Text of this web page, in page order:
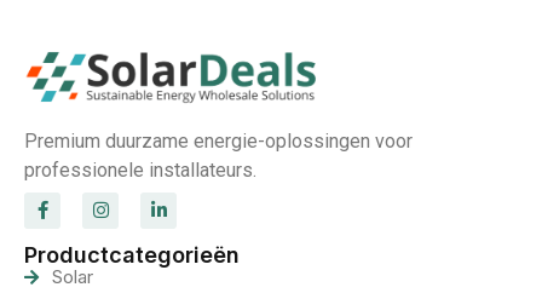
Premium duurzame energie-oplossingen voor
professionele installateurs.
Productcategorieën
Solar